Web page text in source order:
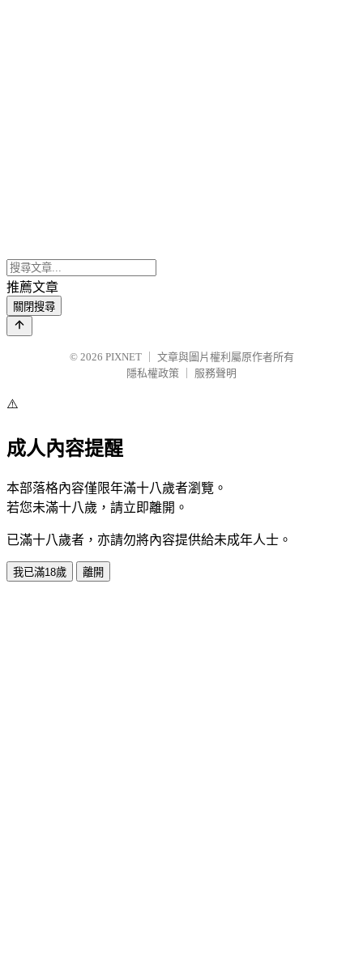
推薦文章
關閉搜尋
© 2026 PIXNET
文章與圖片權利屬原作者所有
隱私權政策
服務聲明
⚠️
成人內容提醒
本部落格內容僅限年滿十八歲者瀏覽。
若您未滿十八歲，請立即離開。
已滿十八歲者，亦請勿將內容提供給未成年人士。
我已滿18歲 離開